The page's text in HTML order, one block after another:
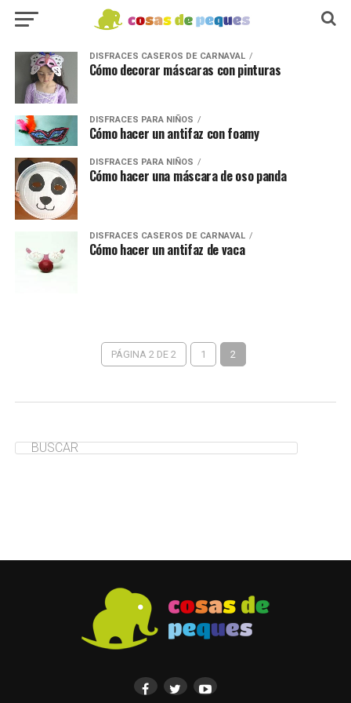
DISFRACES CASEROS DE CARNAVAL
Cómo decorar máscaras con pinturas
DISFRACES PARA NIÑOS
Cómo hacer un antifaz con foamy
DISFRACES PARA NIÑOS
Cómo hacer una máscara de oso panda
DISFRACES CASEROS DE CARNAVAL
Cómo hacer un antifaz de vaca
PÁGINA 2 DE 2 1 2